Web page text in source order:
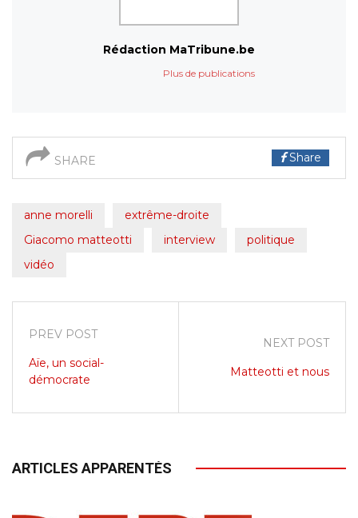
Rédaction MaTribune.be
Plus de publications
SHARE Share
anne morelli
extrême-droite
Giacomo matteotti
interview
politique
vidéo
PREV POST
Aïe, un social-
démocrate
NEXT POST
Matteotti et nous
ARTICLES APPARENTÉS